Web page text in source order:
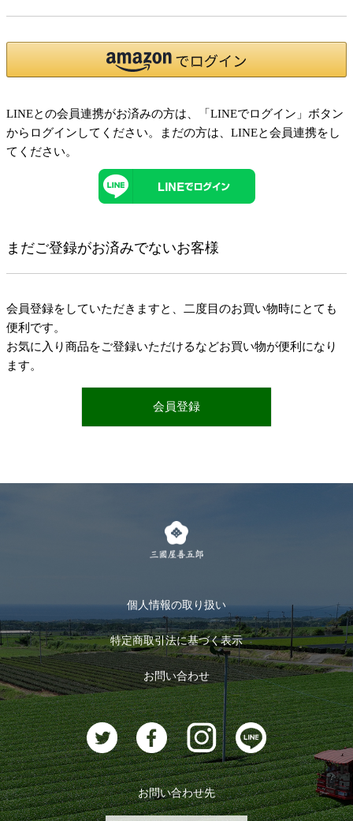
LINEとの会員連携がお済みの方は、「LINEでログイン」ボタン
からログインしてください。まだの方は、 LINEと会員連携をし
てください。
まだご登録がお済みでないお客様
会員登録をしていただきますと、二度目のお買い物時にとても
便利です。
お気に入り商品をご登録いただけるなどお買い物が便利になり
ます。
会員登録
個人情報の取り扱い
特定商取引法に基づく表示
お問い合わせ
お問い合わせ先